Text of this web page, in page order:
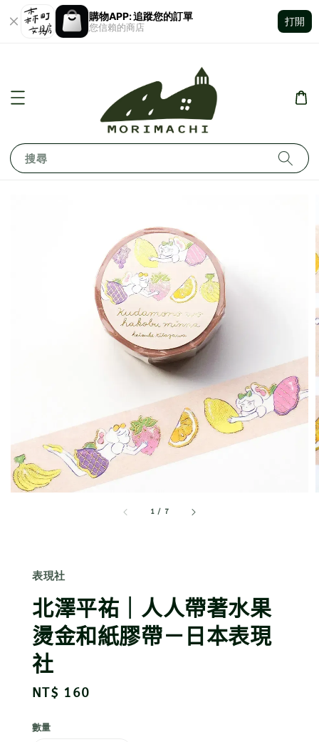
購物APP: 追蹤您的訂單
您信賴的商店
打開
搜尋
1 / 7
表現社
北澤平祐｜人人帶著水果
燙金和紙膠帶－日本表現
社
Regular
NT$ 160
數量